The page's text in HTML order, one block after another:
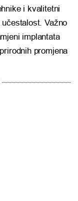
i kvalitetni
Važno
implantata
promjena